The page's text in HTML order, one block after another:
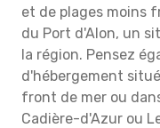
et de plages moins
du Port d'Alon, un
la région. Pensez
d'hébergement
front de mer ou
Cadière-d'Azur ou